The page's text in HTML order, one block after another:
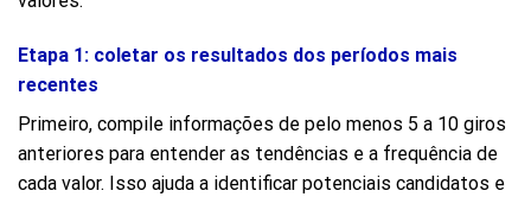
Etapa 1: coletar os resultados dos períodos mais
recentes
Primeiro, compile informações de pelo menos 5 a 10 giros
anteriores para entender as tendências e a frequência de
cada valor. Isso ajuda a identificar potenciais candidatos e